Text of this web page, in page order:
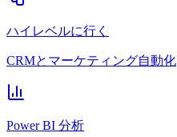
ハイレベルに行く
CRMとマーケティング自動化
Power BI 分析